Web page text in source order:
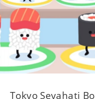
Tokyo Seyahati